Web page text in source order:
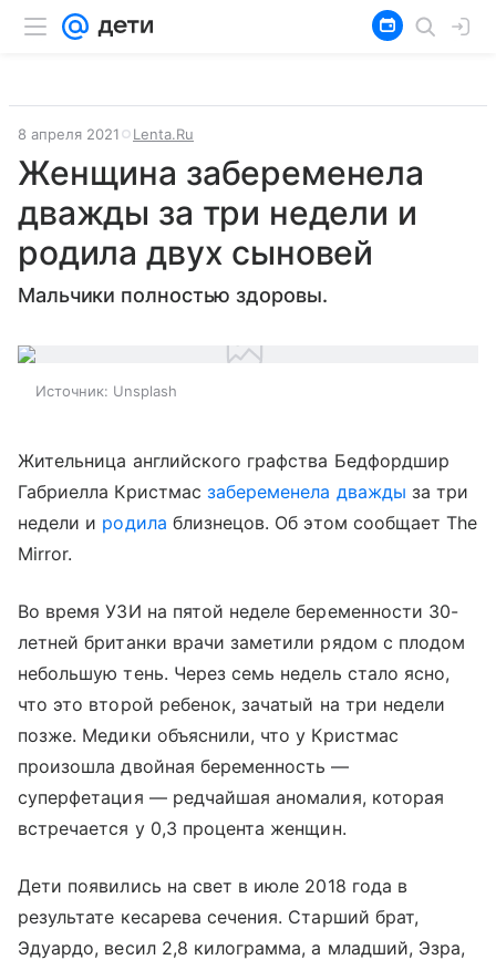
8 апреля 2021 Lenta.Ru
Женщина забеременела
дважды за три недели и
родила двух сыновей
Мальчики полностью здоровы.
Источник: Unsplash
Жительница английского графства Бедфордшир
Габриелла Кристмас забеременела дважды за три
недели и родила близнецов. Об этом сообщает The
Mirror.
Во время УЗИ на пятой неделе беременности 30-
летней британки врачи заметили рядом с плодом
небольшую тень. Через семь недель стало ясно,
что это второй ребенок, зачатый на три недели
позже. Медики объяснили, что у Кристмас
произошла двойная беременность —
суперфетация — редчайшая аномалия, которая
встречается у 0,3 процента женщин.
Дети появились на свет в июле 2018 года в
результате кесарева сечения. Старший брат,
Эдуардо, весил 2,8 килограмма, а младший, Эзра,